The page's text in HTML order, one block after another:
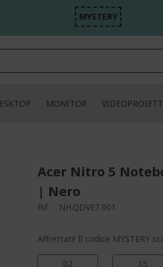
MYSTERY
MONITOR
Acer Nitro 5
| Nero
Rif. NH.QDVET.001
Affrettati! Il codice MYSTERY
02 15